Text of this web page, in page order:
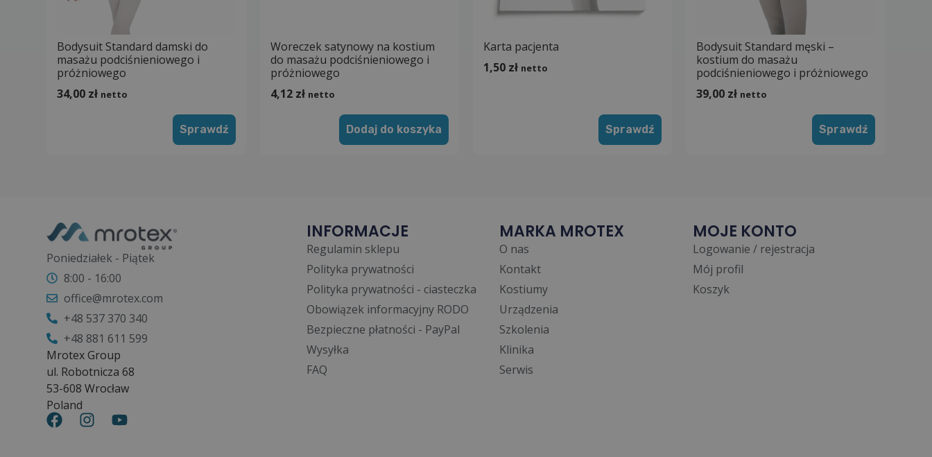
Bodysuit Standard damski do
masażu podciśnieniowego i
próżniowego
34,00 zł netto
Sprawdź
Woreczek satynowy na kostium
do masażu podciśnieniowego i
próżniowego
4,12 zł netto
Dodaj do koszyka
Karta pacjenta
1,50 zł netto
Sprawdź
Bodysuit Standard męski –
kostium do masażu
podciśnieniowego i próżniowego
39,00 zł netto
Sprawdź
Poniedziałek - Piątek
8:00 - 16:00
office@mrotex.com
+48 537 370 340
+48 881 611 599
Mrotex Group
ul. Robotnicza 68
53-608 Wrocław
Poland
INFORMACJE
Regulamin sklepu
Polityka prywatności
Polityka prywatności - ciasteczka
Obowiązek informacyjny RODO
Bezpieczne płatności - PayPal
Wysyłka
FAQ
MARKA MROTEX
O nas
Kontakt
Kostiumy
Urządzenia
Szkolenia
Klinika
Serwis
MOJE KONTO
Logowanie / rejestracja
Mój profil
Koszyk